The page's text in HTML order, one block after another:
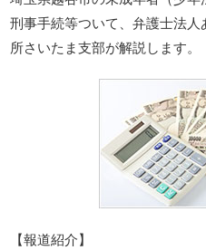
刑事手続等ついて、弁護士法
所さいたま支部が解説します。
【報道紹介】